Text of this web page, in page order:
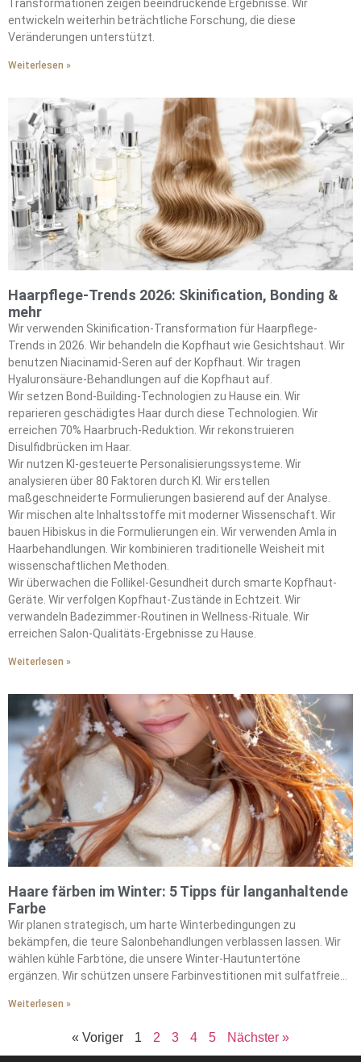
Transformationen zeigen beeindruckende Ergebnisse. Wir
entwickeln weiterhin beträchtliche Forschung, die diese
Veränderungen unterstützt.
Weiterlesen »
Haarpflege-Trends 2026: Skinification, Bonding &
mehr
Wir verwenden Skinification-Transformation für Haarpflege-
Trends in 2026. Wir behandeln die Kopfhaut wie Gesichtshaut. Wir
benutzen Niacinamid-Seren auf der Kopfhaut. Wir tragen
Hyaluronsäure-Behandlungen auf die Kopfhaut auf.
Wir setzen Bond-Building-Technologien zu Hause ein. Wir
reparieren geschädigtes Haar durch diese Technologien. Wir
erreichen 70% Haarbruch-Reduktion. Wir rekonstruieren
Disulfidbrücken im Haar.
Wir nutzen KI-gesteuerte Personalisierungssysteme. Wir
analysieren über 80 Faktoren durch KI. Wir erstellen
maßgeschneiderte Formulierungen basierend auf der Analyse.
Wir mischen alte Inhaltsstoffe mit moderner Wissenschaft. Wir
bauen Hibiskus in die Formulierungen ein. Wir verwenden Amla in
Haarbehandlungen. Wir kombinieren traditionelle Weisheit mit
wissenschaftlichen Methoden.
Wir überwachen die Follikel-Gesundheit durch smarte Kopfhaut-
Geräte. Wir verfolgen Kopfhaut-Zustände in Echtzeit. Wir
verwandeln Badezimmer-Routinen in Wellness-Rituale. Wir
erreichen Salon-Qualitäts-Ergebnisse zu Hause.
Weiterlesen »
Haare färben im Winter: 5 Tipps für langanhaltende
Farbe
Wir planen strategisch, um harte Winterbedingungen zu
bekämpfen, die teure Salonbehandlungen verblassen lassen. Wir
wählen kühle Farbtöne, die unsere Winter-Hautuntertöne
ergänzen. Wir schützen unsere Farbinvestitionen mit sulfatfreien
lauwarmem Wasser. Wir schützen unsere Haare vor Windschäden
Heizungsluft gestohlene Feuchtigkeit durch wöchentliche
Weiterlesen »
« Voriger 1 2 3 4 5 Nächster »